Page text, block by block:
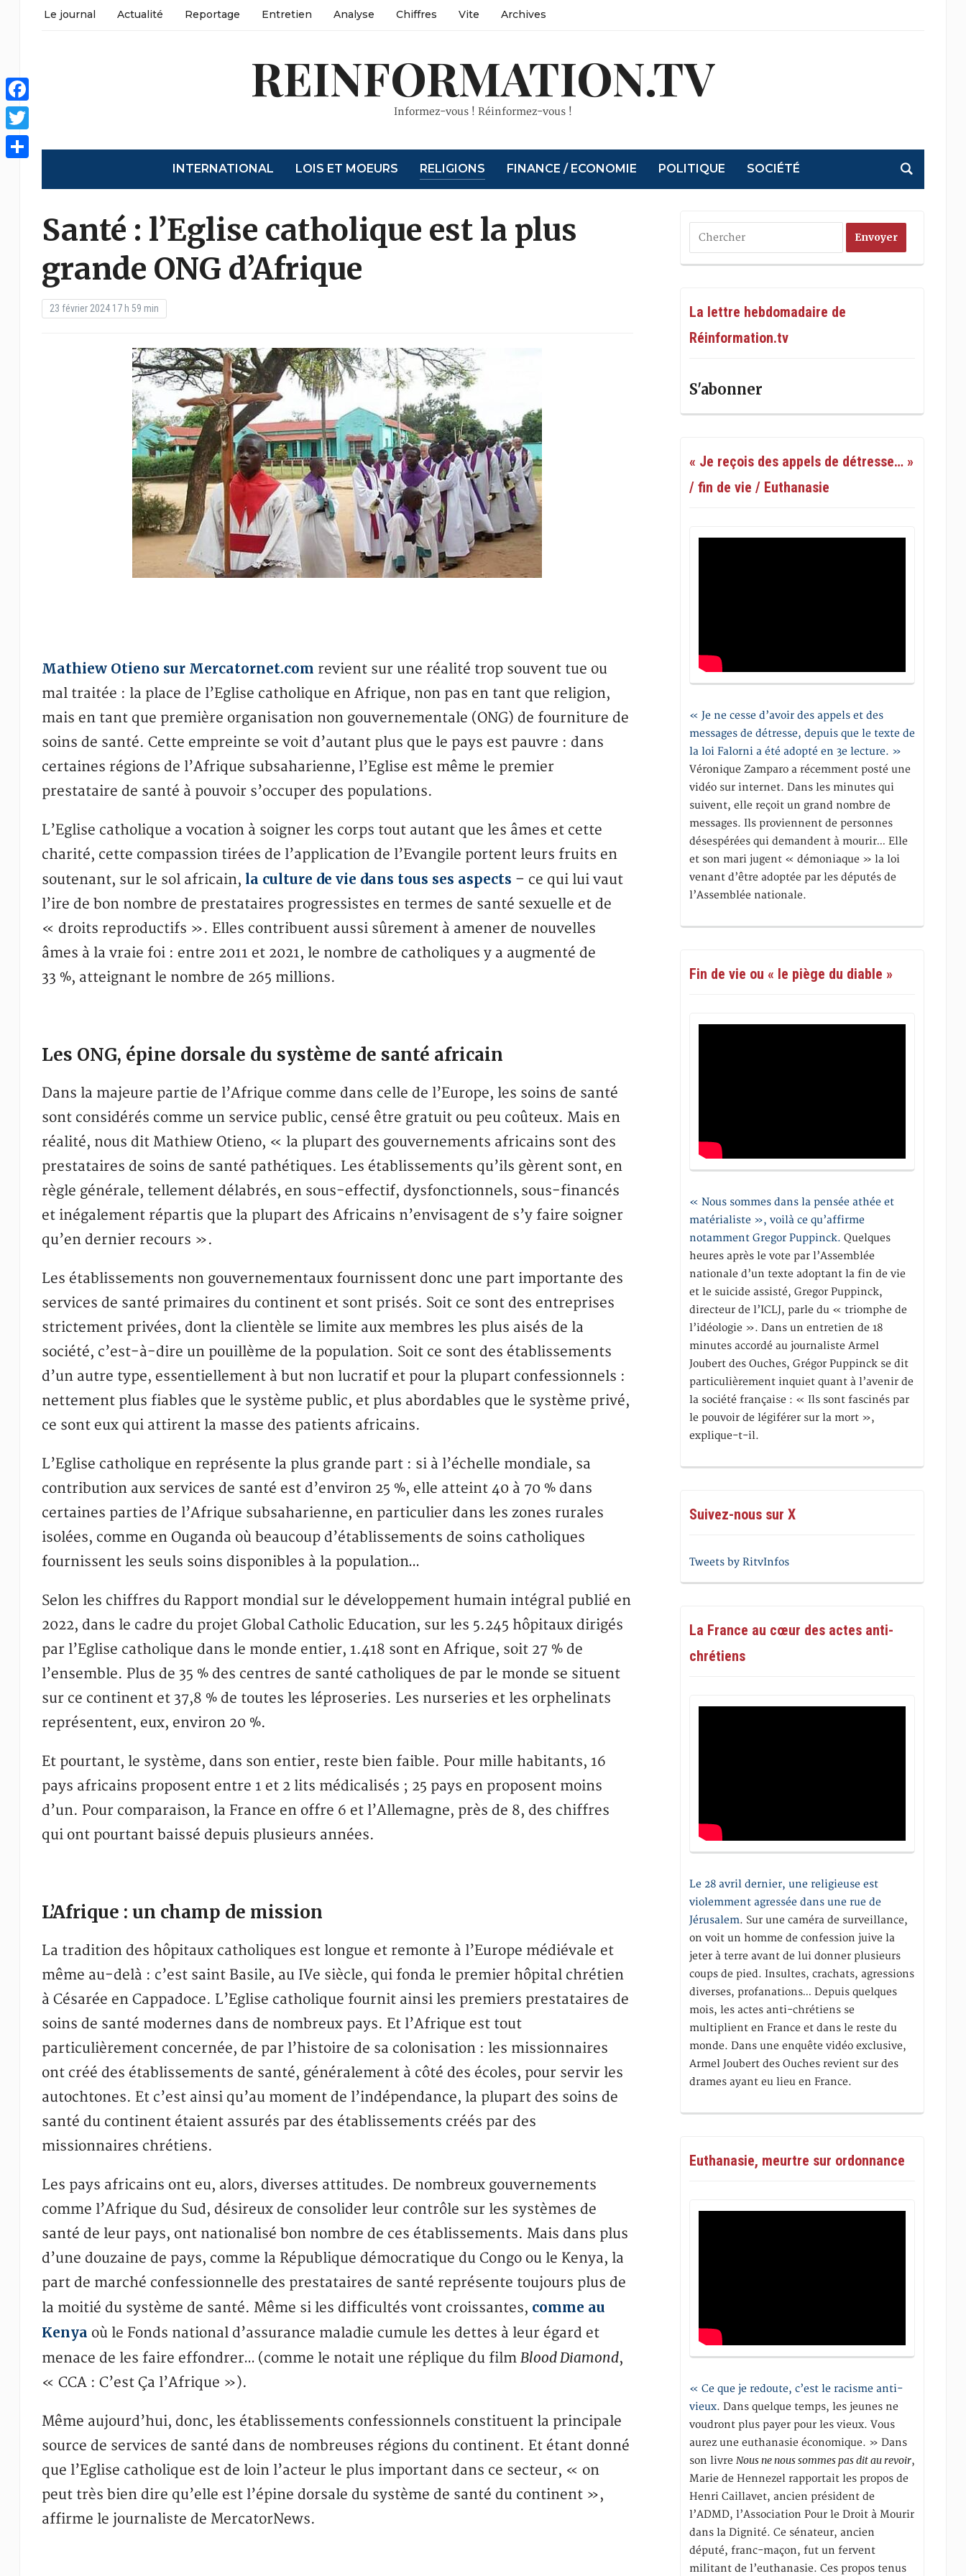
Le journal Actualité Reportage Entretien Analyse Chiffres Vite Archives
REINFORMATION.TV
Informez-vous ! Réinformez-vous !
INTERNATIONAL LOIS ET MOEURS RELIGIONS FINANCE / ECONOMIE POLITIQUE SOCIÉTÉ
Santé : l’Eglise catholique est la plus
grande ONG d’Afrique
23 février 2024 17 h 59 min
Mathiew Otieno sur Mercatornet.com revient sur une réalité trop souvent tue ou
mal traitée : la place de l’Eglise catholique en Afrique, non pas en tant que religion,
mais en tant que première organisation non gouvernementale (ONG) de fourniture de
soins de santé. Cette empreinte se voit d’autant plus que le pays est pauvre : dans
certaines régions de l’Afrique subsaharienne, l’Eglise est même le premier
prestataire de santé à pouvoir s’occuper des populations.
L’Eglise catholique a vocation à soigner les corps tout autant que les âmes et cette
charité, cette compassion tirées de l’application de l’Evangile portent leurs fruits en
soutenant, sur le sol africain, la culture de vie dans tous ses aspects – ce qui lui vaut
l’ire de bon nombre de prestataires progressistes en termes de santé sexuelle et de
« droits reproductifs ». Elles contribuent aussi sûrement à amener de nouvelles
âmes à la vraie foi : entre 2011 et 2021, le nombre de catholiques y a augmenté de
33 %, atteignant le nombre de 265 millions.
Les ONG, épine dorsale du système de santé africain
Dans la majeure partie de l’Afrique comme dans celle de l’Europe, les soins de santé
sont considérés comme un service public, censé être gratuit ou peu coûteux. Mais en
réalité, nous dit Mathiew Otieno, « la plupart des gouvernements africains sont des
prestataires de soins de santé pathétiques. Les établissements qu’ils gèrent sont, en
règle générale, tellement délabrés, en sous-effectif, dysfonctionnels, sous-financés
et inégalement répartis que la plupart des Africains n’envisagent de s’y faire soigner
qu’en dernier recours ».
Les établissements non gouvernementaux fournissent donc une part importante des
services de santé primaires du continent et sont prisés. Soit ce sont des entreprises
strictement privées, dont la clientèle se limite aux membres les plus aisés de la
société, c’est-à-dire un pouillème de la population. Soit ce sont des établissements
d’un autre type, essentiellement à but non lucratif et pour la plupart confessionnels :
nettement plus fiables que le système public, et plus abordables que le système privé,
ce sont eux qui attirent la masse des patients africains.
L’Eglise catholique en représente la plus grande part : si à l’échelle mondiale, sa
contribution aux services de santé est d’environ 25 %, elle atteint 40 à 70 % dans
certaines parties de l’Afrique subsaharienne, en particulier dans les zones rurales
isolées, comme en Ouganda où beaucoup d’établissements de soins catholiques
fournissent les seuls soins disponibles à la population…
Selon les chiffres du Rapport mondial sur le développement humain intégral publié en
2022, dans le cadre du projet Global Catholic Education, sur les 5.245 hôpitaux dirigés
par l’Eglise catholique dans le monde entier, 1.418 sont en Afrique, soit 27 % de
l’ensemble. Plus de 35 % des centres de santé catholiques de par le monde se situent
sur ce continent et 37,8 % de toutes les léproseries. Les nurseries et les orphelinats
représentent, eux, environ 20 %.
Et pourtant, le système, dans son entier, reste bien faible. Pour mille habitants, 16
pays africains proposent entre 1 et 2 lits médicalisés ; 25 pays en proposent moins
d’un. Pour comparaison, la France en offre 6 et l’Allemagne, près de 8, des chiffres
qui ont pourtant baissé depuis plusieurs années.
L’Afrique : un champ de mission
La tradition des hôpitaux catholiques est longue et remonte à l’Europe médiévale et
même au-delà : c’est saint Basile, au IVe siècle, qui fonda le premier hôpital chrétien
à Césarée en Cappadoce. L’Eglise catholique fournit ainsi les premiers prestataires de
soins de santé modernes dans de nombreux pays. Et l’Afrique est tout
particulièrement concernée, de par l’histoire de sa colonisation : les missionnaires
ont créé des établissements de santé, généralement à côté des écoles, pour servir les
autochtones. Et c’est ainsi qu’au moment de l’indépendance, la plupart des soins de
santé du continent étaient assurés par des établissements créés par des
missionnaires chrétiens.
Les pays africains ont eu, alors, diverses attitudes. De nombreux gouvernements
comme l’Afrique du Sud, désireux de consolider leur contrôle sur les systèmes de
santé de leur pays, ont nationalisé bon nombre de ces établissements. Mais dans plus
d’une douzaine de pays, comme la République démocratique du Congo ou le Kenya, la
part de marché confessionnelle des prestataires de santé représente toujours plus de
la moitié du système de santé. Même si les difficultés vont croissantes, comme au
Kenya où le Fonds national d’assurance maladie cumule les dettes à leur égard et
menace de les faire effondrer… (comme le notait une réplique du film Blood Diamond,
« CCA : C’est Ça l’Afrique »).
Même aujourd’hui, donc, les établissements confessionnels constituent la principale
source de services de santé dans de nombreuses régions du continent. Et étant donné
que l’Eglise catholique est de loin l’acteur le plus important dans ce secteur, « on
peut très bien dire qu’elle est l’épine dorsale du système de santé du continent »,
affirme le journaliste de MercatorNews.
La lettre hebdomadaire de
Réinformation.tv
S'abonner
« Je reçois des appels de détresse… »
/ fin de vie / Euthanasie
« Je ne cesse d’avoir des appels et des
messages de détresse, depuis que le texte de
la loi Falorni a été adopté en 3e lecture. »
Véronique Zamparo a récemment posté une
vidéo sur internet. Dans les minutes qui
suivent, elle reçoit un grand nombre de
messages. Ils proviennent de personnes
désespérées qui demandent à mourir… Elle
et son mari jugent « démoniaque » la loi
venant d’être adoptée par les députés de
l’Assemblée nationale.
Fin de vie ou « le piège du diable »
« Nous sommes dans la pensée athée et
matérialiste », voilà ce qu’affirme
notamment Gregor Puppinck. Quelques
heures après le vote par l’Assemblée
nationale d’un texte adoptant la fin de vie
et le suicide assisté, Gregor Puppinck,
directeur de l’ICLJ, parle du « triomphe de
l’idéologie ». Dans un entretien de 18
minutes accordé au journaliste Armel
Joubert des Ouches, Grégor Puppinck se dit
particulièrement inquiet quant à l’avenir de
la société française : « Ils sont fascinés par
le pouvoir de légiférer sur la mort »,
explique-t-il.
Suivez-nous sur X
Tweets by RitvInfos
La France au cœur des actes anti-
chrétiens
Le 28 avril dernier, une religieuse est
violemment agressée dans une rue de
Jérusalem. Sur une caméra de surveillance,
on voit un homme de confession juive la
jeter à terre avant de lui donner plusieurs
coups de pied. Insultes, crachats, agressions
diverses, profanations… Depuis quelques
mois, les actes anti-chrétiens se
multiplient en France et dans le reste du
monde. Dans une enquête vidéo exclusive,
Armel Joubert des Ouches revient sur des
drames ayant eu lieu en France.
Euthanasie, meurtre sur ordonnance
« Ce que je redoute, c’est le racisme anti-
vieux. Dans quelque temps, les jeunes ne
voudront plus payer pour les vieux. Vous
aurez une euthanasie économique. » Dans
son livreNous ne nous sommes pas dit au revoir,
Marie de Hennezel rapportait les propos de
Henri Caillavet, ancien président de
l’ADMD, l’Association Pour le Droit à Mourir
dans la Dignité. Ce sénateur, ancien
député, franc-maçon, fut un fervent
militant de l’euthanasie. Ces propos tenus
Facebook
Twitter